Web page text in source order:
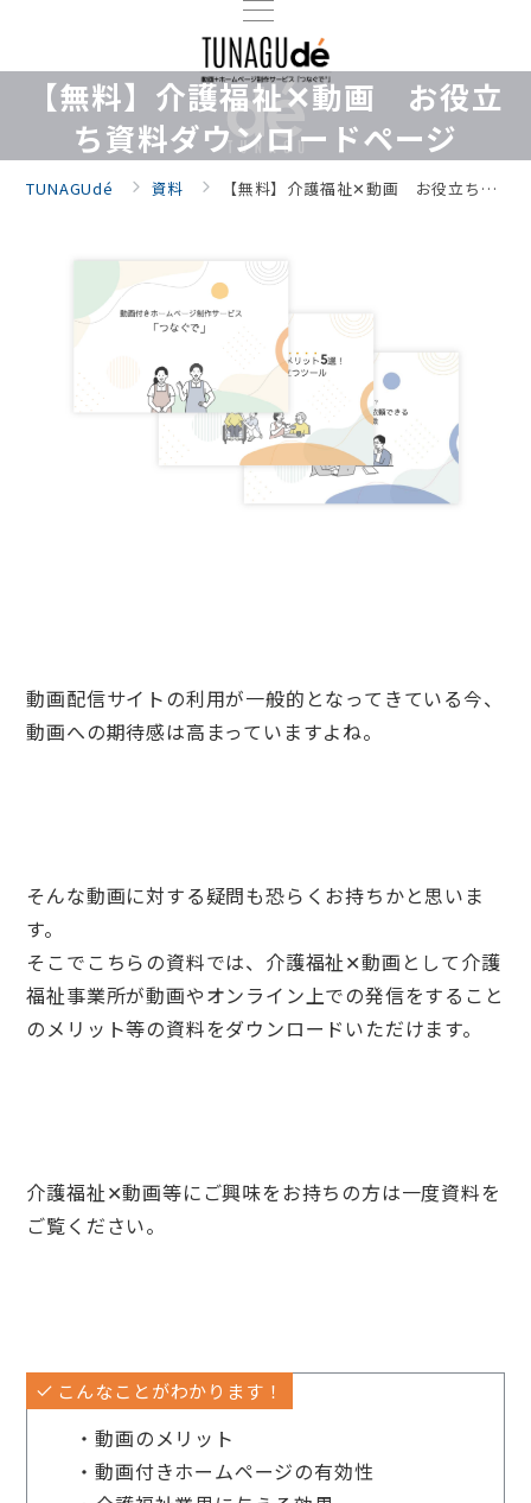
【無料】介護福祉✕動画 お役立
ち資料ダウンロードページ
TUNAGUdé 資料 【無料】介護福祉✕動画 お役立ち資料ダウンロードページ
動画配信サイトの利用が一般的となってきている今、
動画への期待感は高まっていますよね。
そんな動画に対する疑問も恐らくお持ちかと思いま
す。
そこでこちらの資料では、介護福祉✕動画として介護
福祉事業所が動画やオンライン上での発信をすること
のメリット等の資料をダウンロードいただけます。
介護福祉✕動画等にご興味をお持ちの方は一度資料を
ご覧ください。
こんなことがわかります！
・動画のメリット
・動画付きホームページの有効性